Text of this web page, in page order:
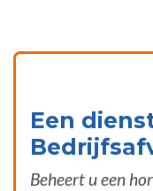
Een
Beheert u een